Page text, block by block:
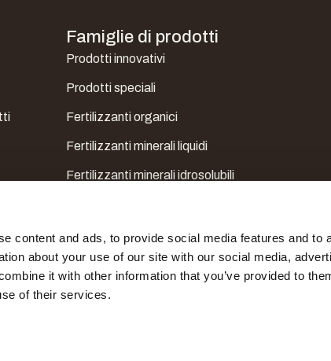
content and ads, to provide social media features and to
about your use of our site with our social media,
it with other information that you’ve provided to
of their services.
Famiglie di prodotti
Prodotti innovativi
Prodotti speciali
Fertilizzanti organici
Fertilizzanti minerali liquidi
Fertilizzanti minerali idrosolubili